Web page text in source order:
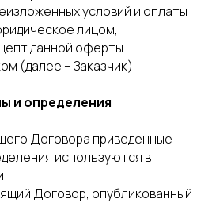
условий и оплаты
лицом,
данной оферты
(далее – Заказчик).
и определения
Договора приведенные
используются в
Договор, опубликованный